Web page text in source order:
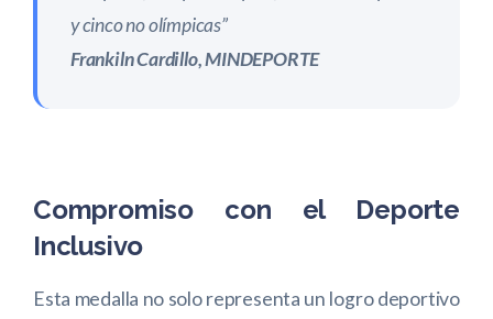
y cinco no olímpicas”
Frankiln Cardillo, MINDEPORTE
Compromiso con el Deporte
Inclusivo
Esta medalla no solo representa un logro deportivo